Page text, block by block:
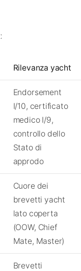
:
Rilevanza yacht
Endorsement
I/10, certificato
medico I/9,
controllo dello
Stato di
approdo
Cuore dei
brevetti yacht
lato coperta
(OOW, Chief
Mate, Master)
Brevetti